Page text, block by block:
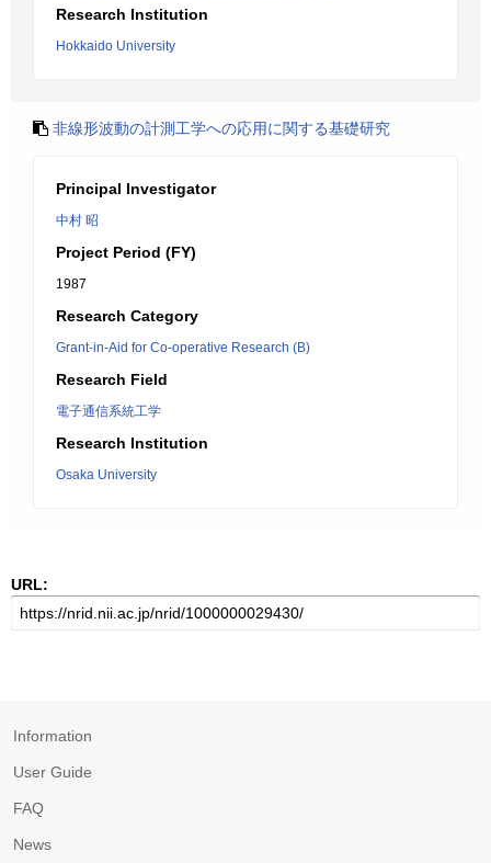
Research Institution
Hokkaido University
非線形波動の計測工学への応用に関する基礎研究
Principal Investigator
中村 昭
Project Period (FY)
1987
Research Category
Grant-in-Aid for Co-operative Research (B)
Research Field
電子通信系統工学
Research Institution
Osaka University
URL:
Information
User Guide
FAQ
News